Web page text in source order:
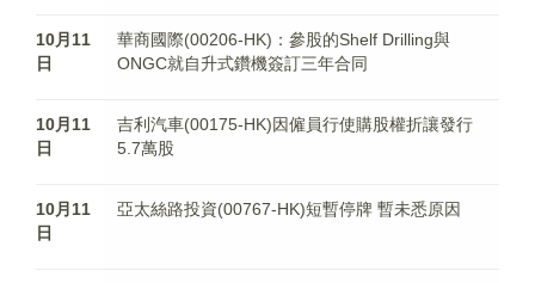
10月11
日
華商國際(00206-HK)：參股的Shelf Drilling與
ONGC就自升式鑽機簽訂三年合同
10月11
日
吉利汽車(00175-HK)因僱員行使購股權折讓發行
5.7萬股
10月11
日
亞太絲路投資(00767-HK)短暫停牌 暫未悉原因